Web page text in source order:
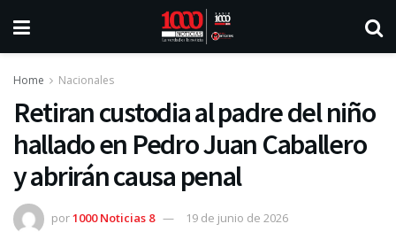
Home Nacionales
Retiran custodia al padre del niño
hallado en Pedro Juan Caballero
y abrirán causa penal
por1000 Noticias 8 19 de junio de 2026